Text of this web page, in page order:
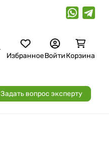
ИзбранноеВойтиКорзина
Задать вопрос эксперту